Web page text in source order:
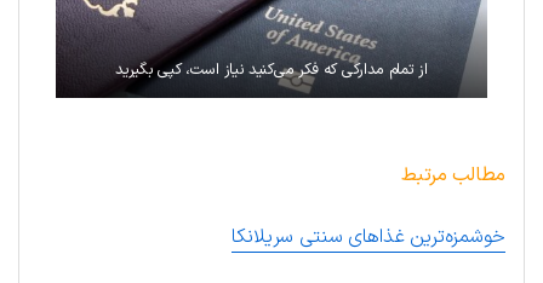
از تمام مدارکی که فکر می‌کنید نیاز است، کپی بگیرید
مطالب مرتبط
خوشمزه‌ترین غذاهای سنتی سریلانکا